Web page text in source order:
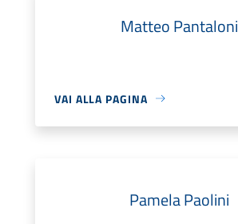
Matteo Pantaloni
VAI ALLA PAGINA
Pamela Paolini